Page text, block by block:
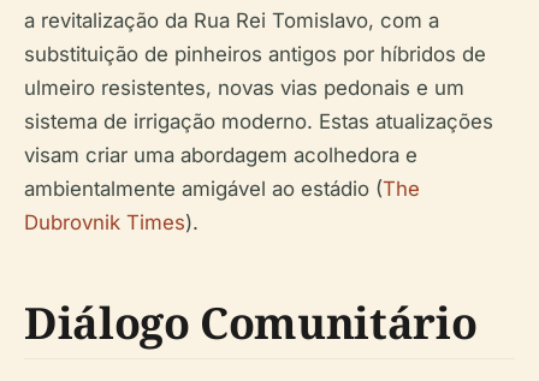
a revitalização da Rua Rei Tomislavo, com a
substituição de pinheiros antigos por híbridos de
ulmeiro resistentes, novas vias pedonais e um
sistema de irrigação moderno. Estas atualizações
visam criar uma abordagem acolhedora e
ambientalmente amigável ao estádio (The
Dubrovnik Times).
Diálogo Comunitário